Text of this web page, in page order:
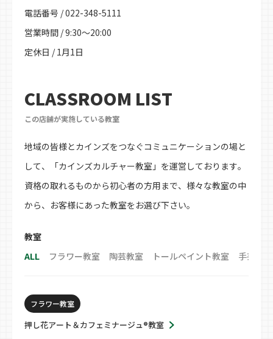
電話番号 / 022-348-5111
営業時間 / 9:30～20:00
定休日 / 1月1日
CLASSROOM LIST
この店舗が実施している教室
地域の皆様とカインズをつなぐコミュニケーションの場と
して、「カインズカルチャー教室」を運営しております。
資格の取れるものから初心者の方用まで、様々な教室の中
から、お客様にあった教室をお選び下さい。
教室
ALL
フラワー教室 陶芸教室 トールペイント教室 手芸教室
フラワー教室
押し花アート＆カフェミナージュ®教室